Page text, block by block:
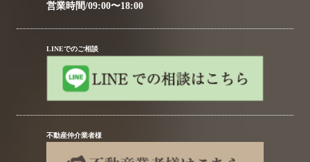
営業時間/09:00〜18:00
LINEでのご相談
不動産仲介業者様